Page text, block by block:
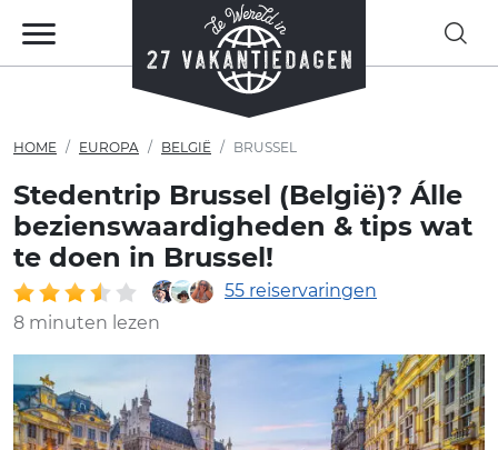
HOME EUROPA BELGIË BRUSSEL
Stedentrip Brussel (België)? Álle
bezienswaardigheden & tips wat
te doen in Brussel!
55 reiservaringen
8 minuten lezen